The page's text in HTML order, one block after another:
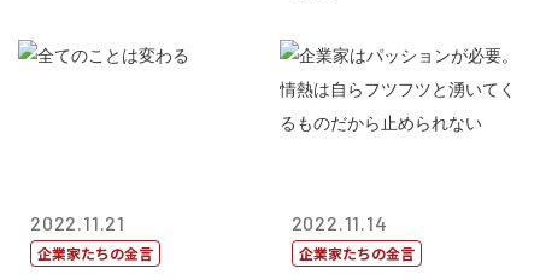
2022.11.21
企業家たちの金言
2022.11.14
企業家たちの金言